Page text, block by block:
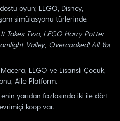
oyun; LEGO, Disney,
simülasyonu türlerinde.
It Takes Two, LEGO Harry Potter
Valley, Overcooked! All You
LEGO ve Lisanslı Çocuk,
Aile Platform.
yarıdan fazlasında iki ile dört
koop var.